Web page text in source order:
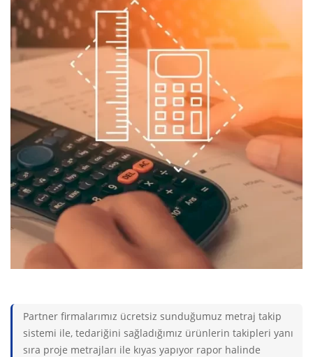
Partner firmalarımız ücretsiz sunduğumuz metraj takip
sistemi ile, tedariğini sağladığımız ürünlerin takipleri yanı
sıra proje metrajları ile kıyas yapıyor rapor halinde